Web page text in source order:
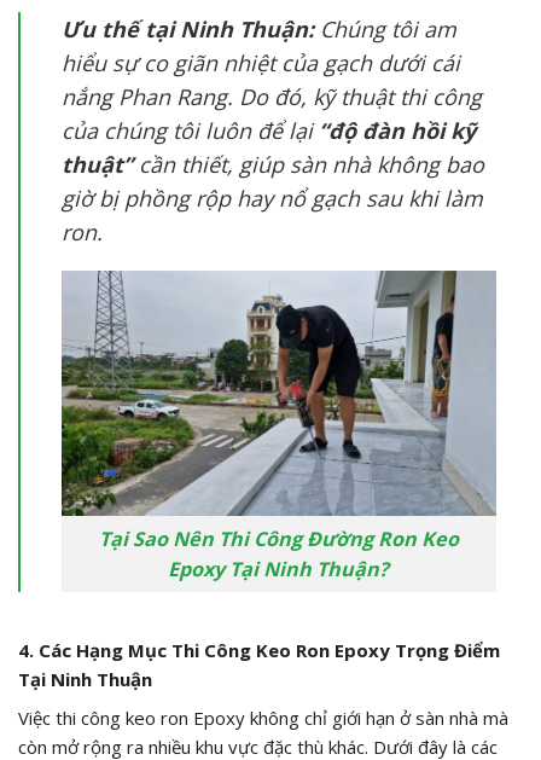
Ưu thế tại Ninh Thuận:Chúng tôi am
hiểu sự co giãn nhiệt của gạch dưới cái
nắng Phan Rang. Do đó, kỹ thuật thi công
của chúng tôi luôn để lại “độ đàn hồi kỹ
thuật”cần thiết, giúp sàn nhà không bao
giờ bị phồng rộp hay nổ gạch sau khi làm
ron.
Tại Sao Nên Thi Công Đường Ron Keo
Epoxy Tại Ninh Thuận?
4. Các Hạng Mục Thi Công Keo Ron Epoxy Trọng Điểm
Tại Ninh Thuận
Việc thi công keo ron Epoxy không chỉ giới hạn ở sàn nhà mà
còn mở rộng ra nhiều khu vực đặc thù khác. Dưới đây là các